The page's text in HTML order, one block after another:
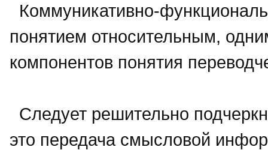
Коммуникативно-
понятием относительным,
компонентов понятия
Следует решительно
это передача смысловой